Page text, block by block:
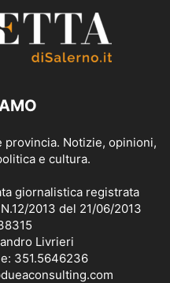
provincia. Notizie, opinioni,
e cultura.
giornalistica registrata
2013 del 21/06/2013
Livrieri
351.5646236